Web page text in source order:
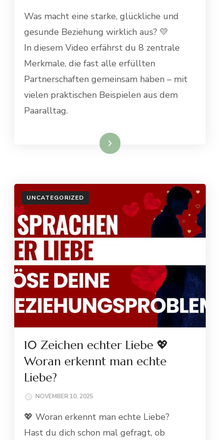
Was macht eine starke, glückliche und
gesunde Beziehung wirklich aus? 💛
In diesem Video erfährst du 8 zentrale
Merkmale, die fast alle erfüllten
Partnerschaften gemeinsam haben – mit
vielen praktischen Beispielen aus dem
Paaralltag.
Weiterlesen
UNCATEGORIZED
10 Zeichen echter Liebe 💖
Woran erkennt man echte
Liebe?
NOVEMBER 10, 2025
💖 Woran erkennt man echte Liebe?
Hast du dich schon mal gefragt, ob